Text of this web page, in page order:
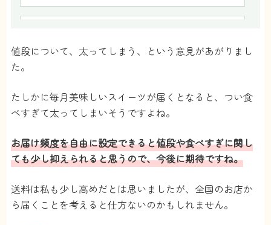
とっても美味しいです！良い口コミしか見かけ
が、本当に悪いところがないです笑
KKさん
5
コロナ禍になってから外出は最低限にしていた
です。コロナ禍が落ち着いたら気に入ったスイ
ーツのお店に行ってみたいなと思ってます。
送料高いのが気になりました。クール便で送ら
と考えてしまいます
値段について、太ってしまう、という意見があがりまし
た。
たしかに毎月美味しいスイーツが届くとなると、つい食
べすぎて太ってしまいそうですよね。
お届け頻度を自由に設定できると値段や食べすぎに関し
ても少し抑えられると思うので、今後に期待ですね。
送料は私も少し高めだとは思いましたが、全国のお店か
ら届くことを考えると仕方ないのかもしれません。